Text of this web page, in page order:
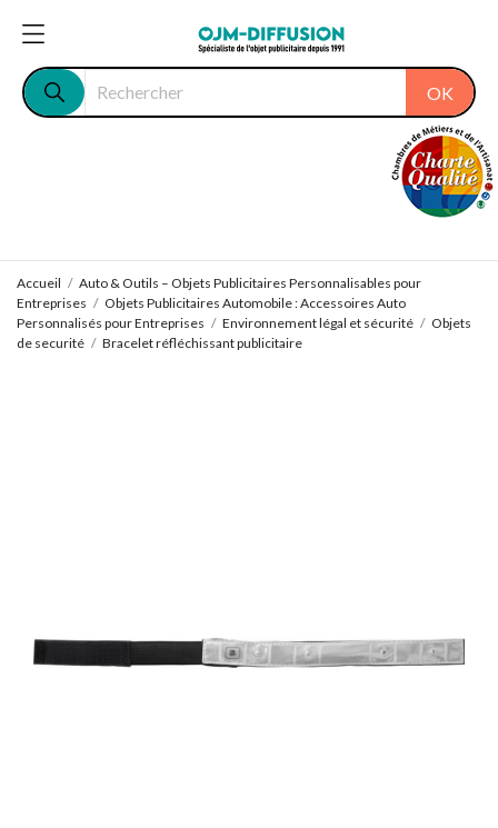
OK
Accueil
Auto & Outils – Objets Publicitaires Personnalisables pour
Entreprises
Objets Publicitaires Automobile : Accessoires Auto
Personnalisés pour Entreprises
Environnement légal et sécurité
Objets
de securité
Bracelet réfléchissant publicitaire